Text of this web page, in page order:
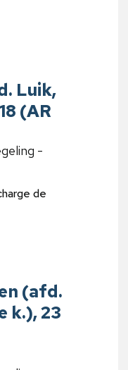
Luik,
(AR
-
de
(afd.
k.), 23